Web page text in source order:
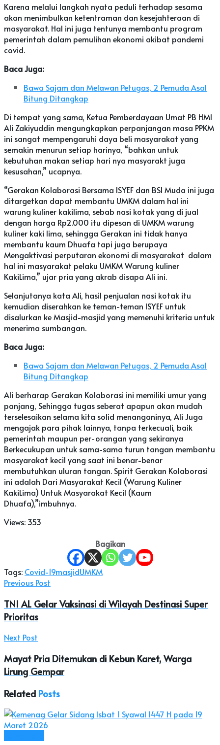
Karena melalui langkah nyata peduli terhadap sesama
akan menimbulkan ketentraman dan kesejahteraan di
masyarakat. Hal ini juga tentunya membantu program
pemerintah dalam pemulihan ekonomi akibat pandemi
covid.
Baca Juga:
Bawa Sajam dan Melawan Petugas, 2 Pemuda Asal
Bitung Ditangkap
Di tempat yang sama, Ketua Pemberdayaan Umat PB HMI
Ali Zakiyuddin mengungkapkan perpanjangan masa PPKM
ini sangat mempengaruhi daya beli masyarakat yang
semakin menurun setiap harinya, “bahkan untuk
kebutuhan makan setiap hari nya masyarakt juga
kesusahan,” ucapnya.
“Gerakan Kolaborasi Bersama ISYEF dan BSI Muda ini juga
ditargetkan dapat membantu UMKM dalam hal ini
warung kuliner kakilima, sebab nasi kotak yang di jual
dengan harga Rp2.000 itu dipesan di UMKM warung
kuliner kaki lima, sehingga Gerakan ini tidak hanya
membantu kaum Dhuafa tapi juga berupaya
Mengaktivasi perputaran ekonomi di masyarakat dalam
hal ini masyarakat pelaku UMKM Warung kuliner
KakiLima,” ujar pria yang akrab disapa Ali ini.
Selanjutanya kata Ali, hasil penjualan nasi kotak itu
kemudian diserahkan ke teman-teman ISYEF untuk
disalurkan ke Masjid-masjid yang memenuhi kriteria untuk
menerima sumbangan.
Baca Juga:
Bawa Sajam dan Melawan Petugas, 2 Pemuda Asal
Bitung Ditangkap
Ali berharap Gerakan Kolaborasi ini memiliki umur yang
panjang, Sehingga tugas seberat apapun akan mudah
terselesaikan selama kita solid menanganinya, Ali Juga
mengajak para pihak lainnya, tanpa terkecuali, baik
pemerintah maupun per-orangan yang sekiranya
Berkecukupan untuk sama-sama turun tangan membantu
masyarakat kecil yang saat ini benar-benar
membutuhkan uluran tangan. Spirit Gerakan Kolaborasi
ini adalah Dari Masyarakat Kecil (Warung Kuliner
KakiLima) Untuk Masyarakat Kecil (Kaum
Dhuafa),”imbuhnya.
Views: 353
Bagikan
Tags: Covid-19masjidUMKM
Previous Post
TNI AL Gelar Vaksinasi di Wilayah Destinasi Super
Prioritas
Next Post
Mayat Pria Ditemukan di Kebun Karet, Warga
Lirung Gempar
Related Posts